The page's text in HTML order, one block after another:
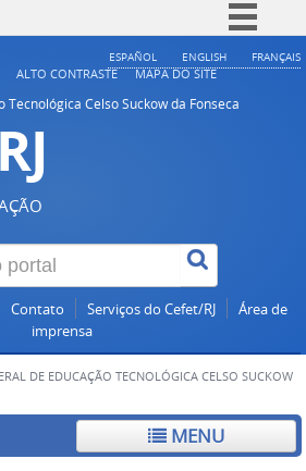
Simplifique!
ESPAÑOL ENGLISH FRANÇAIS
ALTO CONTRASTE
MAPA DO SITE
Tecnológica Celso Suckow da Fonseca
Contato Serviços do Cefet/RJ
Área de
imprensa
DE EDUCAÇÃO TECNOLÓGICA CELSO SUCKOW
MENU